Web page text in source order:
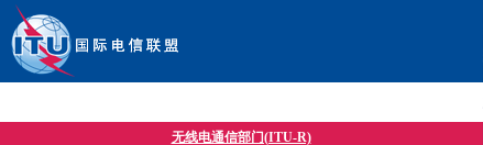
无线电通信部门(ITU-R)